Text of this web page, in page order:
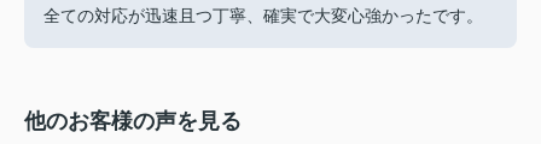
全ての対応が迅速且つ丁寧、確実で大変心強かったです。
他のお客様の声を見る